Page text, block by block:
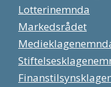
Lotterinemnda
Markedsrådet